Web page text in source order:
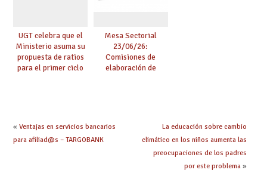
UGT celebra que el
Ministerio asuma su
propuesta de ratios
para el primer ciclo
Mesa Sectorial
23/06/26:
Comisiones de
elaboración de
« Ventajas en servicios bancarios
para afiliad@s – TARGOBANK
La educación sobre cambio
climático en los niños aumenta las
preocupaciones de los padres
por este problema»